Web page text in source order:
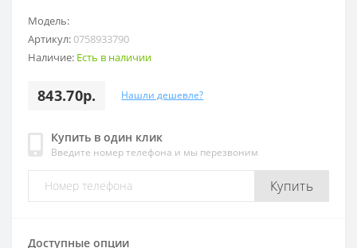
Модель:
Артикул:0758933790
Наличие: Есть в наличии
843.70р. Нашли дешевле?
Купить в один клик
Введите номер телефона и мы перезвоним
Купить
Доступные опции